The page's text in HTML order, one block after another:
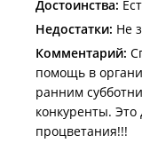
Достоинства:
Недостатки: Не
Комментарий:
помощь в
ранним
конкуренты.
процветания!!!